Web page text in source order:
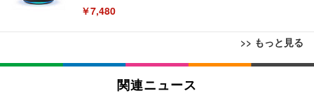
￥7,480
>> もっと見る
[EdoErgo] オフィスチェア 椅子 テレワーク 疲れな
い 跳ね上げ式アームレスト コンパクト 約105度ロッ
キング pc 事務椅子 360度回転 座面昇降 強化ナイロ
EIZO ビジネス向けプレミアムモニター | FlexScan
EV3240X-WT | 31.5型4K UHD・USB Type-C・ホワ
Amazonベーシック ペットシーツ 薄型 レギュラー 1
回使い捨て 無香料 ホワイト 300枚
関連ニュース